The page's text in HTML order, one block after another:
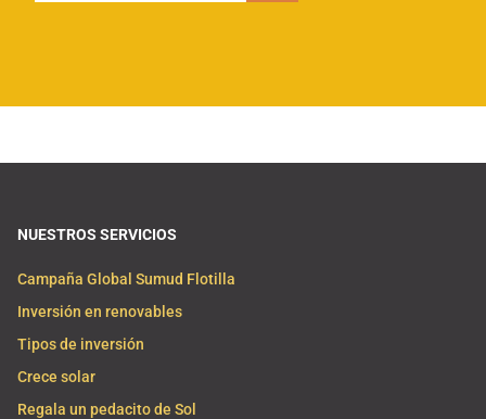
NUESTROS SERVICIOS
Campaña Global Sumud Flotilla
Inversión en renovables
Tipos de inversión
Crece solar
Regala un pedacito de Sol